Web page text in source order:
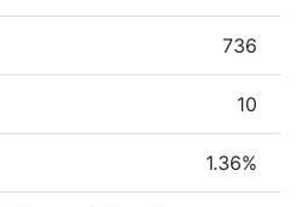
736
10
1.36%